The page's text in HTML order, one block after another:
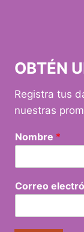
OBTÉN
Registra tus
nuestras
Nombre *
Correo